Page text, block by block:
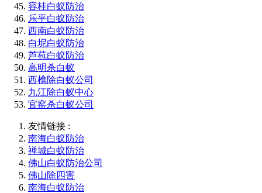
容桂白蚁防治
乐平白蚁防治
西南白蚁防治
白坭白蚁防治
芦苞白蚁防治
高明杀白蚁
西樵除白蚁公司
九江除白蚁中心
官窑杀白蚁公司
友情链接 :
南海白蚁防治
禅城白蚁防治
佛山白蚁防治公司
佛山除四害
南海白蚁防治